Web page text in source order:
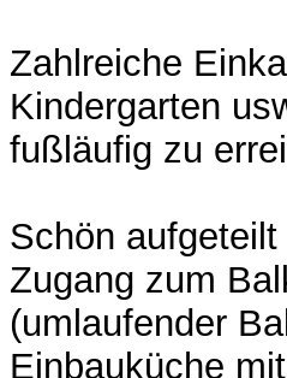
Zahlreiche
Kindergarten
fußläufig zu
Schön
Zugang zum
(umlaufender
Einbauküche